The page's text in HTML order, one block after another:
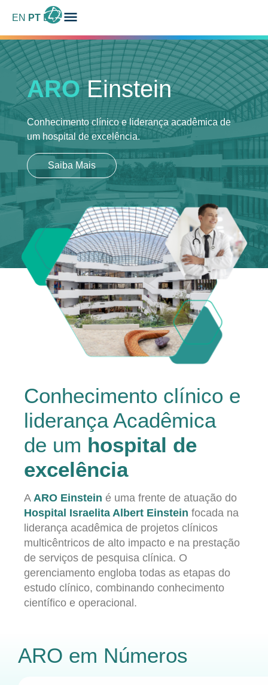
EN PT ES
ARO Einstein
Conhecimento clínico e liderança acadêmica de
um hospital de excelência.
Saiba Mais
Conhecimento clínico e
liderança Acadêmica
de um hospital de
excelência
A ARO Einstein é uma frente de atuação do
Hospital Israelita Albert Einstein focada na
liderança acadêmica de projetos clínicos
multicêntricos de alto impacto e na prestação
de serviços de pesquisa clínica. O
gerenciamento engloba todas as etapas do
estudo clínico, combinando conhecimento
científico e operacional.
ARO em Números